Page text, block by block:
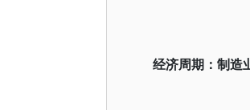
经济周期：制造